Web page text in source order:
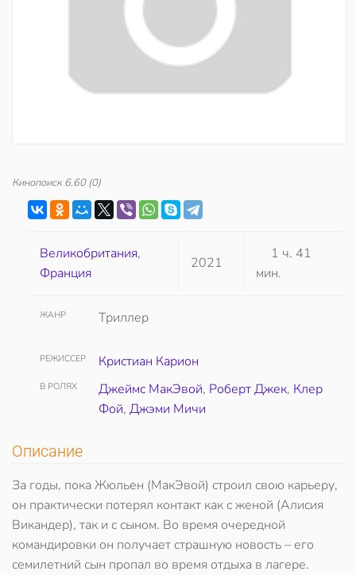
Кинопоиск 6.60(0)
Великобритания,
Франция
2021
1 ч. 41
мин.
ЖАНР Триллер
РЕЖИССЕР Кристиан Карион
В РОЛЯХ Джеймс МакЭвой, Роберт Джек, Клер
Фой, Джэми Мичи
Описание
За годы, пока Жюльен (МакЭвой) строил свою карьеру,
он практически потерял контакт как с женой (Алисия
Викандер), так и с сыном. Во время очередной
командировки он получает страшную новость – его
семилетний сын пропал во время отдыха в лагере.